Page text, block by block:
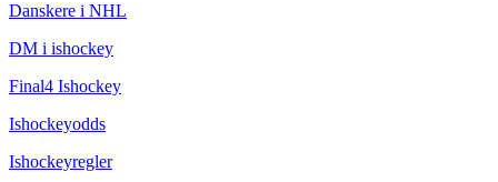
Danskere i NHL
DM i ishockey
Final4 Ishockey
Ishockeyodds
Ishockeyregler